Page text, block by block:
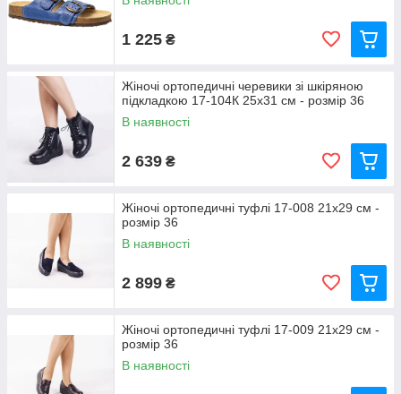
1 225 ₴
Жіночі ортопедичні черевики зі шкіряною
підкладкою 17-104К 25x31 см - розмір 36
В наявності
2 639 ₴
Жіночі ортопедичні туфлі 17-008 21x29 см -
розмір 36
В наявності
2 899 ₴
Жіночі ортопедичні туфлі 17-009 21x29 см -
розмір 36
В наявності